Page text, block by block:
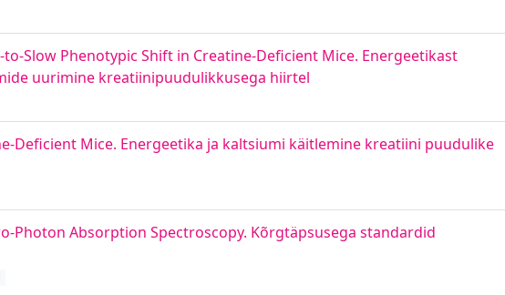
Slow Phenotypic Shift in Creatine-Deficient Mice. Energeetikast
uurimine kreatiinipuudulikkusega hiirtel
Deficient Mice. Energeetika ja kaltsiumi käitlemine kreatiini puudulike
Photon Absorption Spectroscopy. Kõrgtäpsusega standardid